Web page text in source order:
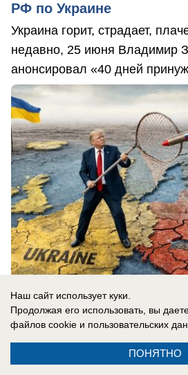
РФ по Украине
Украина горит, страдает,
недавно, 25 июня Владимир
анонсировал «40 дней
10.08.2026
Наш сайт использует куки.
Продолжая его использовать, вы
файлов cookie и пользовательских
ПОНЯТНО